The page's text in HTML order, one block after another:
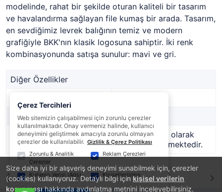
Size daha iyi bir alışveriş deneyimi sunabilmek için, çerezler
(cookies) kullanıyoruz. Detaylı bilgi içinkişisel verilerin
korunmasıhakkında aydınlatma metnini inceleyebilirsiniz.
modelinde, rahat bir şekilde oturan kaliteli bir tasarım
ve havalandırma sağlayan file kumaş bir arada. Tasarım,
en sevdiğimiz levrek balığının temiz ve modern
grafiğiyle BKK'nın klasik logosuna sahiptir. İki renk
kombinasyonunda satışa sunulur: mavi ve gri.
Diğer Özellikler
Marka
BKK
Stok Durumu
Bu ürün geçici olarak
temin edilememektedir.
Ürün Yorumları
Çerez Tercihleri
Web sitemizin çalışabilmesi için zorunlu çerezler
kullanılmaktadır. Onay vermeniz halinde, kullanıcı
deneyimini geliştirmek amacıyla zorunlu olmayan
çerezler de kullanılabilir. Gizlilik & Çerez Politikası
Zorunlu & Analitik
Çerezler
Reklam Çerezleri
Kullanıcı Verisi (Ads) Kişiselleştirme